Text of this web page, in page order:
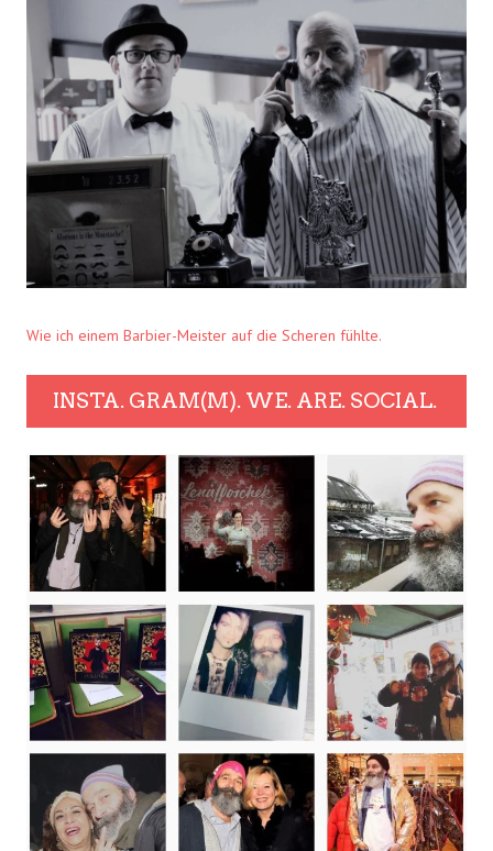
Wie ich einem Barbier-Meister auf die Scheren fühlte.
INSTA. GRAM(M). WE. ARE. SOCIAL.